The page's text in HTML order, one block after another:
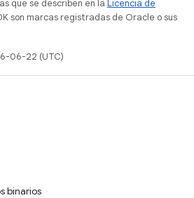
que se describen en la Licencia de
son marcas registradas de Oracle o sus
06-22 (UTC)
binarios